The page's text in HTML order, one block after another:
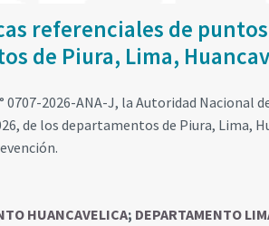
referenciales de
de Piura, Lima,
0707-2026-ANA-J, la Autoridad Nacional
de los departamentos de Piura, Lima,
HUANCAVELICA; DEPARTAMENTO